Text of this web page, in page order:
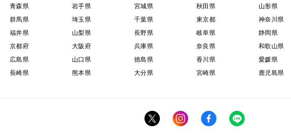
青森県 岩手県 宮城県 秋田県 山形県
群馬県 埼玉県 千葉県 東京都 神奈川県
福井県 山梨県 長野県 岐阜県 静岡県
京都府 大阪府 兵庫県 奈良県 和歌山県
広島県 山口県 徳島県 香川県 愛媛県
長崎県 熊本県 大分県 宮崎県 鹿児島県